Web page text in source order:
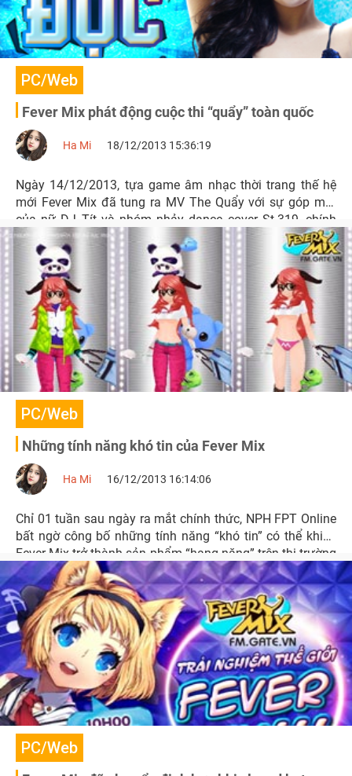
PC/Web
Fever Mix phát động cuộc thi “quẩy” toàn quốc
Ha Mi 18/12/2013 15:36:19
Ngày 14/12/2013, tựa game âm nhạc thời trang thế hệ
mới Fever Mix đã tung ra MV The Quẩy với sự góp mặt
của nữ DJ Tít và nhóm nhảy dance cover St.319, chính
thức phát động cuộc thi Quẩy Contest trên toàn quốc.
PC/Web
Những tính năng khó tin của Fever Mix
Ha Mi 16/12/2013 16:14:06
Chỉ 01 tuần sau ngày ra mắt chính thức, NPH FPT Online
bất ngờ công bố những tính năng “khó tin” có thể khiến
Fever Mix trở thành sản phẩm “hạng nặng” trên thị trường
game nhảy.
PC/Web